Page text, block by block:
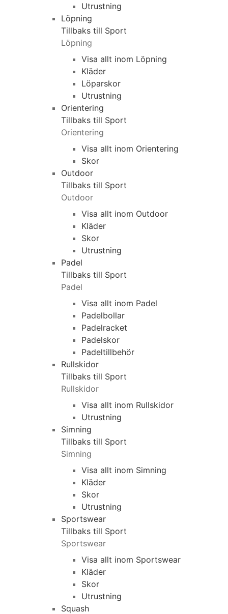
Utrustning
Löpning
Tillbaks till Sport
Löpning
Visa allt inom Löpning
Kläder
Löparskor
Utrustning
Orientering
Tillbaks till Sport
Orientering
Visa allt inom Orientering
Skor
Outdoor
Tillbaks till Sport
Outdoor
Visa allt inom Outdoor
Kläder
Skor
Utrustning
Padel
Tillbaks till Sport
Padel
Visa allt inom Padel
Padelbollar
Padelracket
Padelskor
Padeltillbehör
Rullskidor
Tillbaks till Sport
Rullskidor
Visa allt inom Rullskidor
Utrustning
Simning
Tillbaks till Sport
Simning
Visa allt inom Simning
Kläder
Skor
Utrustning
Sportswear
Tillbaks till Sport
Sportswear
Visa allt inom Sportswear
Kläder
Skor
Utrustning
Squash